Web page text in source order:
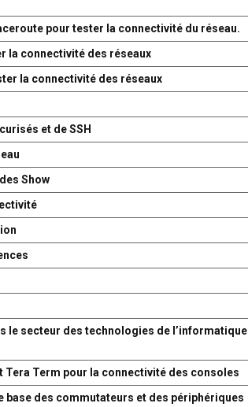
pour tester la connectivité du réseau.
la connectivité des réseaux
la connectivité des réseaux
et de SSH
Show
le secteur des technologies de l’informatique
Tera Term pour la connectivité des consoles
base des commutateurs et des périphériques